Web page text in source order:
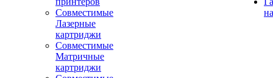
Совместимые
Лазерные
картриджи
Совместимые
Матричные
картриджи